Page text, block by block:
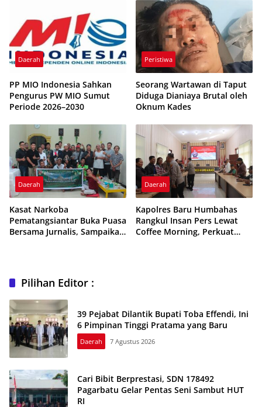
Daerah
PP MIO Indonesia Sahkan
Pengurus PW MIO Sumut
Periode 2026–2030
Peristiwa
Seorang Wartawan di Taput
Diduga Dianiaya Brutal oleh
Oknum Kades
Daerah
Kasat Narkoba
Pematangsiantar Buka Puasa
Bersama Jurnalis, Sampaikan
Daerah
Kapolres Baru Humbahas
Rangkul Insan Pers Lewat
Coffee Morning, Perkuat
Pilihan Editor :
39 Pejabat Dilantik Bupati Toba Effendi, Ini
6 Pimpinan Tinggi Pratama yang Baru
Daerah 7 Agustus 2026
Cari Bibit Berprestasi, SDN 178492
Pagarbatu Gelar Pentas Seni Sambut HUT
RI